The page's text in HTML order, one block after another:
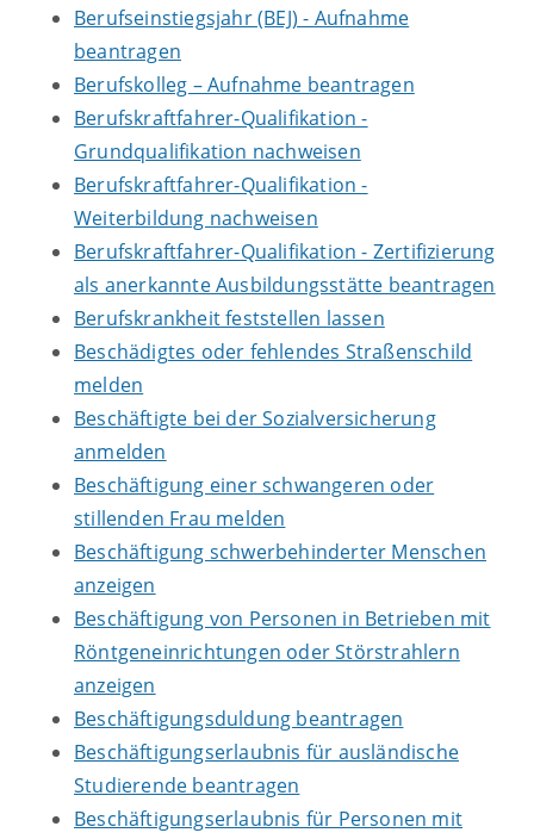
Berufseinstiegsjahr (BEJ) - Aufnahme
beantragen
Berufskolleg – Aufnahme beantragen
Berufskraftfahrer-Qualifikation -
Grundqualifikation nachweisen
Berufskraftfahrer-Qualifikation -
Weiterbildung nachweisen
Berufskraftfahrer-Qualifikation - Zertifizierung
als anerkannte Ausbildungsstätte beantragen
Berufskrankheit feststellen lassen
Beschädigtes oder fehlendes Straßenschild
melden
Beschäftigte bei der Sozialversicherung
anmelden
Beschäftigung einer schwangeren oder
stillenden Frau melden
Beschäftigung schwerbehinderter Menschen
anzeigen
Beschäftigung von Personen in Betrieben mit
Röntgeneinrichtungen oder Störstrahlern
anzeigen
Beschäftigungsduldung beantragen
Beschäftigungserlaubnis für ausländische
Studierende beantragen
Beschäftigungserlaubnis für Personen mit